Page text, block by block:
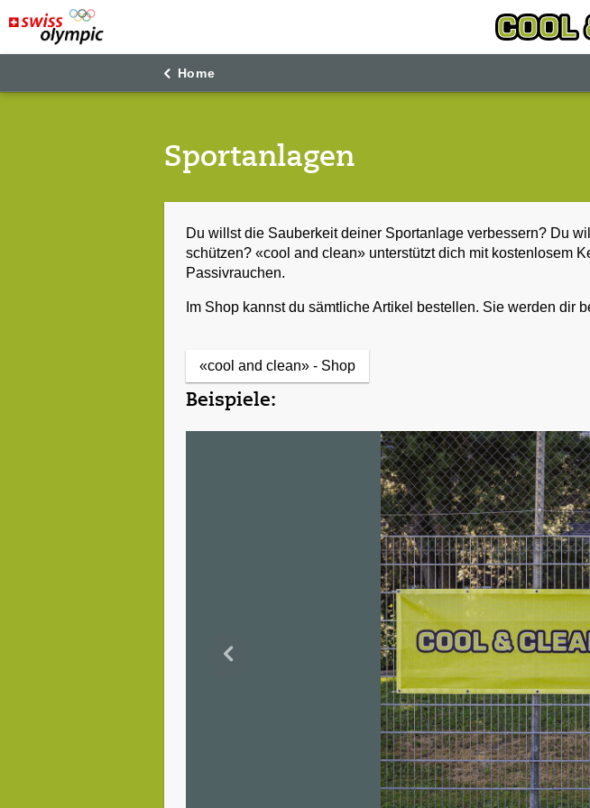
Home
Sportanlagen
Du willst die Sauberkeit deiner Sportanlage verbessern? Du
schützen? «cool and clean» unterstützt dich mit kostenlosem
Passivrauchen.
Im Shop kannst du sämtliche Artikel bestellen. Sie werden dir
«cool and clean» - Shop
Beispiele: